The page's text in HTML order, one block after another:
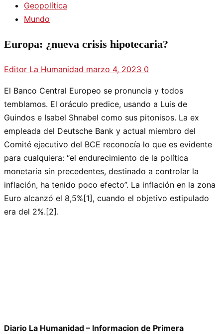
Geopolítica
Mundo
Europa: ¿nueva crisis hipotecaria?
Editor La Humanidad marzo 4, 2023 0
El Banco Central Europeo se pronuncia y todos
temblamos. El oráculo predice, usando a Luis de
Guindos e Isabel Shnabel como sus pitonisos. La ex
empleada del Deutsche Bank y actual miembro del
Comité ejecutivo del BCE reconocía lo que es evidente
para cualquiera: “el endurecimiento de la política
monetaria sin precedentes, destinado a controlar la
inflación, ha tenido poco efecto”. La inflación en la zona
Euro alcanzó el 8,5%[1], cuando el objetivo estipulado
era del 2%.[2].
Diario La Humanidad – Informacion de Primera